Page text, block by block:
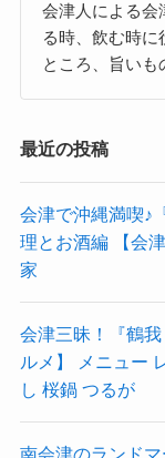
会津人による会
る時、飲む時
ところ、旨いも
最近の投稿
会津で沖縄満喫♪
理とお酒編 【会
家
会津三昧！『鶴
ルメ】 メニュー
し 桜鍋 つるが
南会津のランド